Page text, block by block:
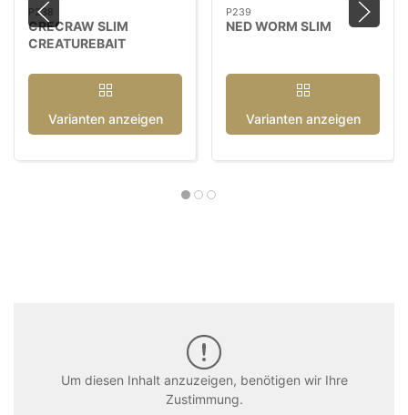
P238
CRECRAW SLIM
CREATUREBAIT
Varianten anzeigen
P239
NED WORM SLIM
Varianten anzeigen
Um diesen Inhalt anzuzeigen, benötigen wir Ihre
Zustimmung.